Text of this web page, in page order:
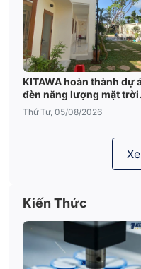
KITAWA hoàn thành dự
đèn năng lượng mặt trời
sân vườn UFO 600W tại
Đắk Lắk
Thứ Tư, 05/08/2026
Kiến Thức